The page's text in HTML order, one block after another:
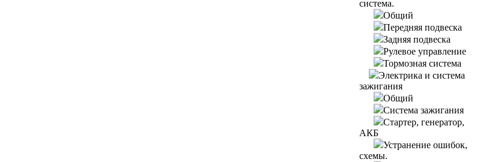
система.
Общий
Передняя подвеска
Задняя подвеска
Рулевое управление
Тормозная система
Электрика и система
зажигания
Общий
Система зажигания
Стартер, генератор,
АКБ
Устранение ошибок,
схемы.